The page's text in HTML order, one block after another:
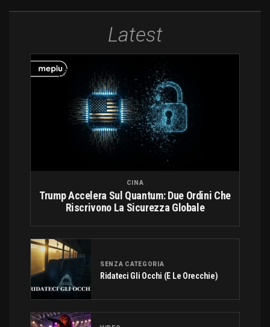
Latest
CINA
Trump Accelera Sul Quantum: Due Ordini Che
Riscrivono La Sicurezza Globale
SENZA CATEGORIA
Ridateci Gli Occhi (e Le Orecchie)